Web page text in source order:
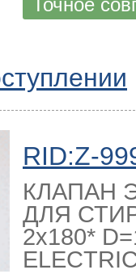
RID:Z-
КЛАПАН
ДЛЯ
2x180*